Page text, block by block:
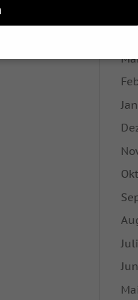
möchten, müssen Sie
und Inhalte oder Anzeigen-
Zurück